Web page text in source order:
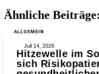
Ähnliche Beiträge:
ALLGEMEIN
Juli 14, 2026
Hitzewelle im
sich